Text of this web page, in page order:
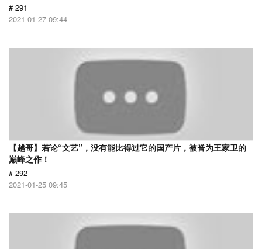
# 291
2021-01-27 09:44
【越哥】若论“文艺”，没有能比得过它的国产片，被誉为王家卫的
巅峰之作！
# 292
2021-01-25 09:45